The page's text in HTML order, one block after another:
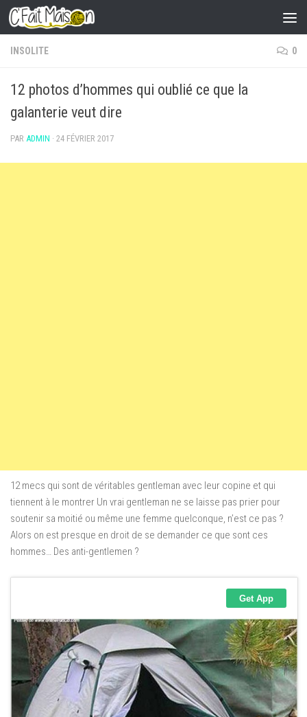
Skip to content
INSOLITE 0
12 photos d’hommes qui oublié ce que la
galanterie veut dire
PAR ADMIN · 24 FÉVRIER 2017
12 mecs qui sont de véritables gentleman avec leur copine et qui
tiennent à le montrer Un vrai gentleman ne se laisse pas prier pour
soutenir sa moitié ou même une femme quelconque, n’est ce pas ?
Alors on est presque en droit de se demander ce que sont ces
hommes… Des anti-gentlemen ?